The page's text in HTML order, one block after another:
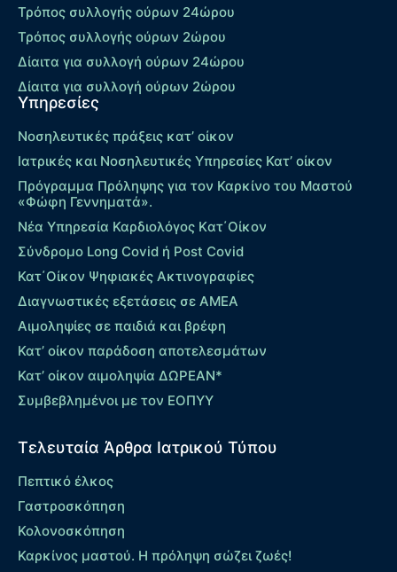
Τρόπος συλλογής ούρων 24ώρου
Τρόπος συλλογής ούρων 2ώρου
Δίαιτα για συλλογή ούρων 24ώρου
Δίαιτα για συλλογή ούρων 2ώρου
Υπηρεσίες
Νοσηλευτικές πράξεις κατ’ οίκον
Ιατρικές και Νοσηλευτικές Υπηρεσίες Κατ’ οίκον
Πρόγραμμα Πρόληψης για τον Καρκίνο του Μαστού
«Φώφη Γεννηματά».
Νέα Υπηρεσία Καρδιολόγος Kατ΄Οίκον
Σύνδρομο Long Covid ή Post Covid
Κατ΄Οίκον Ψηφιακές Ακτινογραφίες
Διαγνωστικές εξετάσεις σε ΑΜΕΑ
Αιμοληψίες σε παιδιά και βρέφη
Κατ’ οίκον παράδοση αποτελεσμάτων
Κατ’ οίκον αιμοληψία ΔΩΡΕΑΝ*
Συμβεβλημένοι με τον ΕΟΠΥΥ
Τελευταία Άρθρα Ιατρικού Τύπου
Πεπτικό έλκος
Γαστροσκόπηση
Κολονοσκόπηση
Καρκίνος μαστού. Η πρόληψη σώζει ζωές!